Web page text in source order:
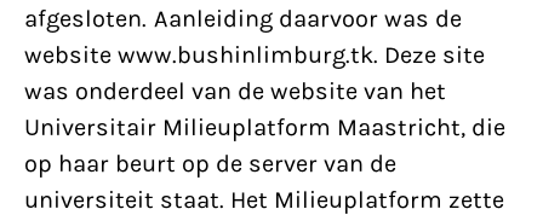
afgesloten. Aanleiding daarvoor was de
website www.bushinlimburg.tk. Deze site
was onderdeel van de website van het
Universitair Milieuplatform Maastricht, die
op haar beurt op de server van de
universiteit staat. Het Milieuplatform zette